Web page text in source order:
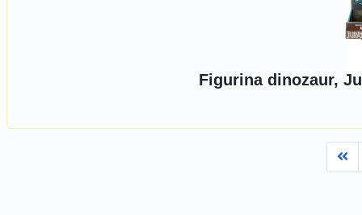
Figurina dinozaur,